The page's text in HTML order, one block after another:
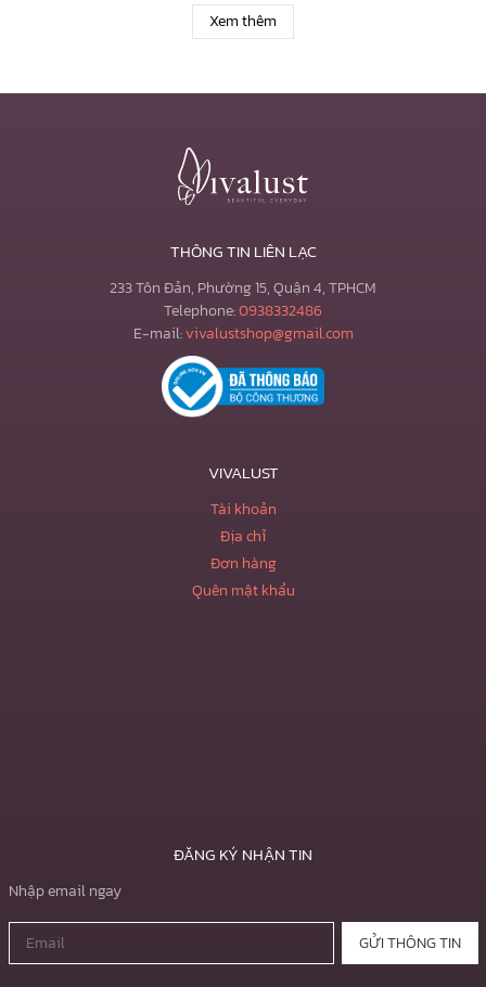
Xem thêm
THÔNG TIN LIÊN LẠC
233 Tôn Đản, Phường 15, Quận 4, TPHCM
Telephone:0938332486
E-mail:vivalustshop@gmail.com
VIVALUST
Tài khoản
Địa chỉ
Đơn hàng
Quên mật khẩu
ĐĂNG KÝ NHẬN TIN
Nhập email ngay